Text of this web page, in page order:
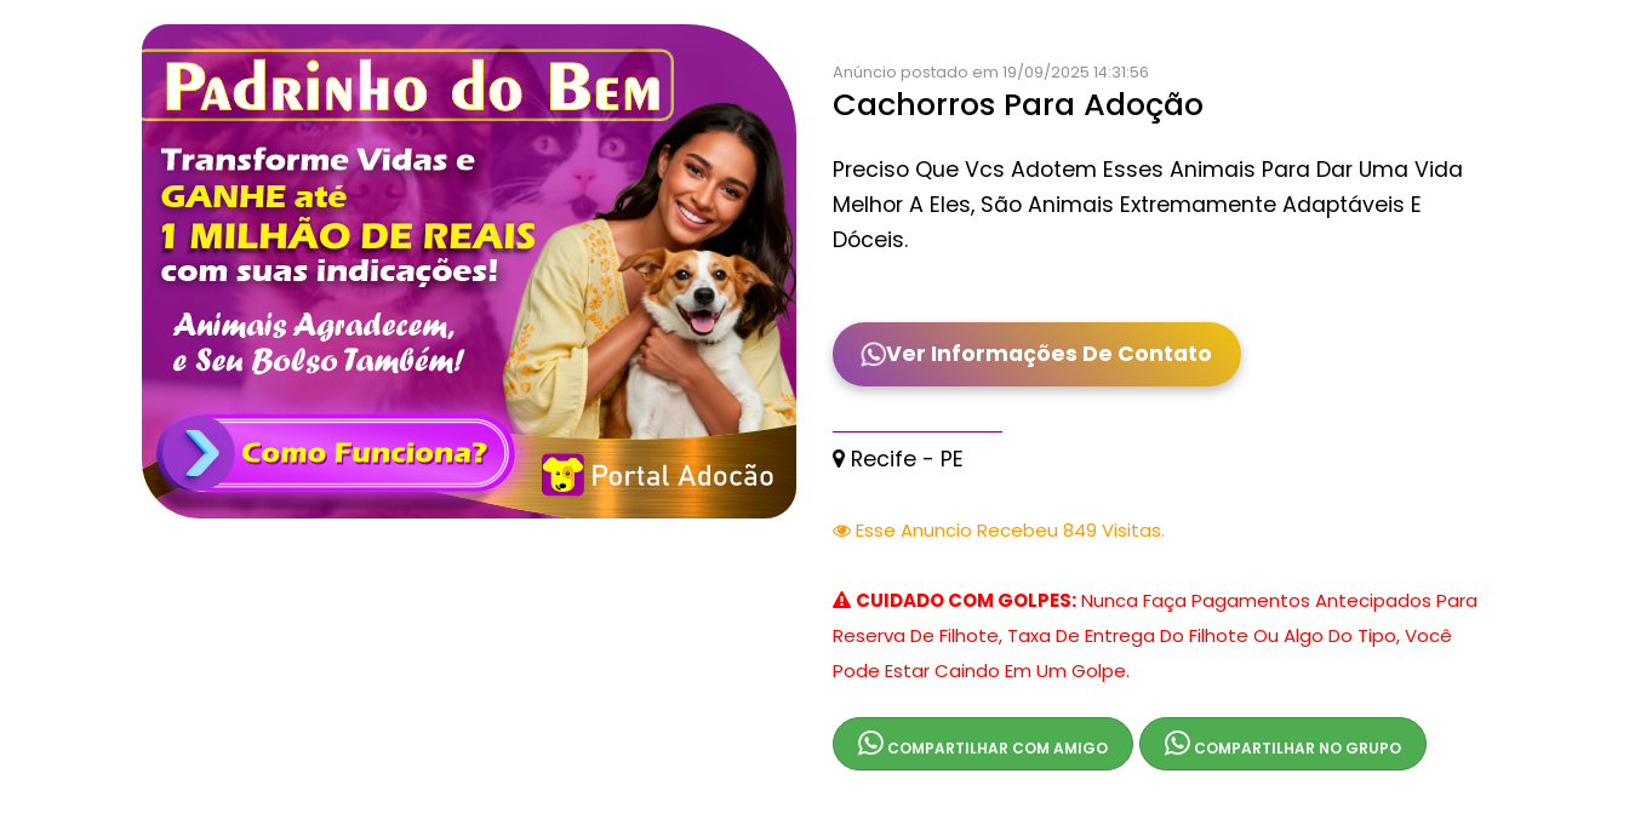
Anúncio postado em 19/09/2025 14:31:56
Cachorros Para Adoção
Preciso Que Vcs Adotem Esses Animais Para Dar Uma Vida
Melhor A Eles, São Animais Extremamente Adaptáveis E
Dóceis.
Ver Informações De Contato
Recife - PE
Esse Anuncio Recebeu 849 Visitas.
CUIDADO COM GOLPES:Nunca Faça Pagamentos Antecipados Para
Reserva De Filhote, Taxa De Entrega Do Filhote Ou Algo Do Tipo, Você
Pode Estar Caindo Em Um Golpe.
COMPARTILHAR COM AMIGO COMPARTILHAR NO GRUPO